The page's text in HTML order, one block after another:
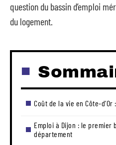
question du bassin d’emploi
du logement.
Coût de la vie en Côte-
Emploi à Dijon : le premier
département